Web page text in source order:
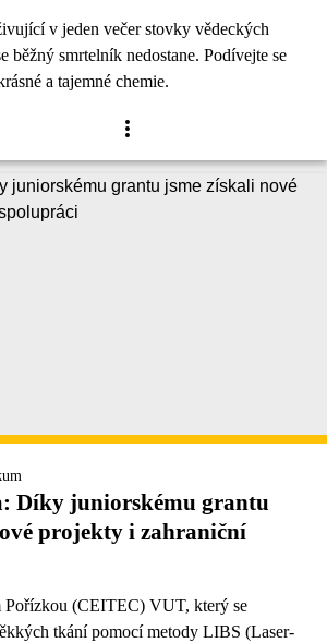
v jeden večer stovky vědeckých
běžný smrtelník nedostane. Podívejte se
a tajemné chemie.
Díky juniorskému grantu
projekty i zahraniční
Pořízkou (CEITEC) VUT, který se
tkání pomocí metody LIBS (Laser-